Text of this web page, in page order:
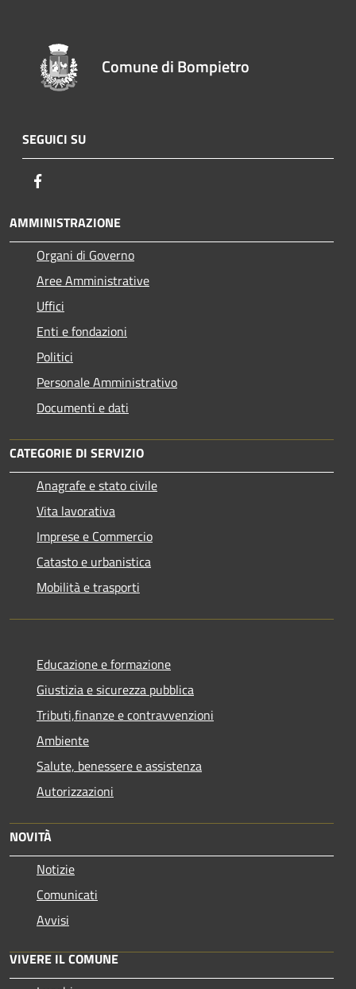
Comune di Bompietro
SEGUICI SU
AMMINISTRAZIONE
Organi di Governo
Aree Amministrative
Uffici
Enti e fondazioni
Politici
Personale Amministrativo
Documenti e dati
CATEGORIE DI SERVIZIO
Anagrafe e stato civile
Vita lavorativa
Imprese e Commercio
Catasto e urbanistica
Mobilità e trasporti
Educazione e formazione
Giustizia e sicurezza pubblica
Tributi,finanze e contravvenzioni
Ambiente
Salute, benessere e assistenza
Autorizzazioni
NOVITÀ
Notizie
Comunicati
Avvisi
VIVERE IL COMUNE